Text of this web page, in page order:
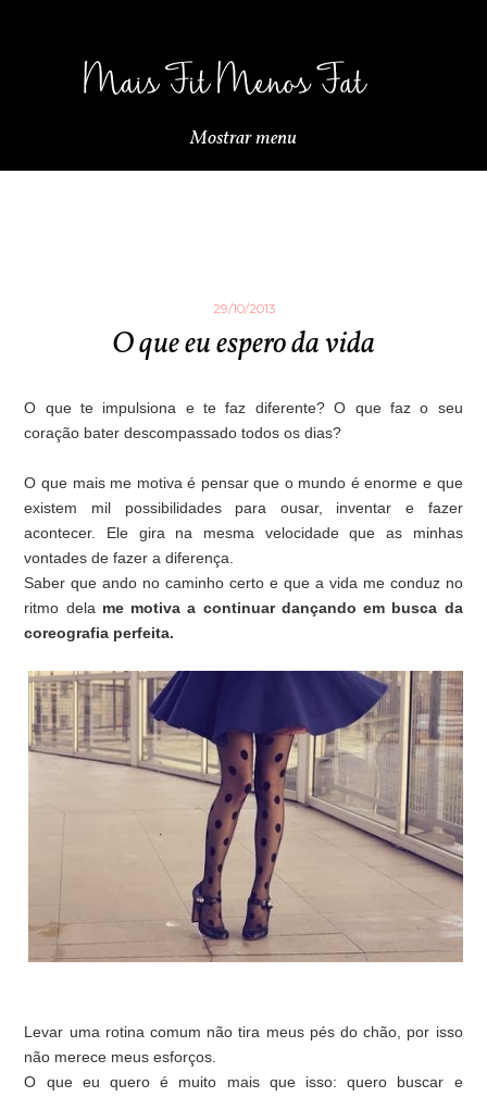
Mostrar menu
29/10/2013
O que eu espero da vida
O que te impulsiona e te faz diferente? O que faz o seu
coração bater descompassado todos os dias?
O que mais me motiva é pensar que o mundo é enorme e que
existem mil possibilidades para ousar, inventar e fazer
acontecer. Ele gira na mesma velocidade que as minhas
vontades de fazer a diferença.
Saber que ando no caminho certo e que a vida me conduz no
ritmo dela me motiva a continuar dançando em busca da
coreografia perfeita.
Levar uma rotina comum não tira meus pés do chão, por isso
não merece meus esforços.
O que eu quero é muito mais que isso: quero buscar e